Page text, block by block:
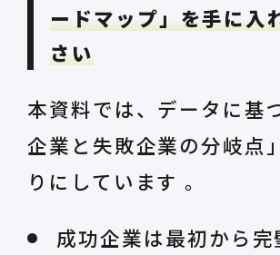
ードマップ」を手に入
さい
本資料では、データに基
企業と失敗企業の分岐点
りにしています 。
成功企業は最初から完